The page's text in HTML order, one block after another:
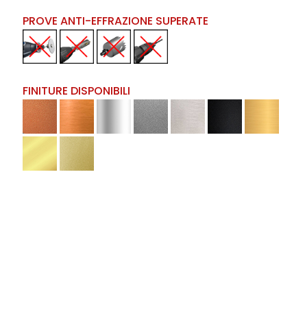
PROVE ANTI-EFFRAZIONE SUPERATE
FINITURE DISPONIBILI